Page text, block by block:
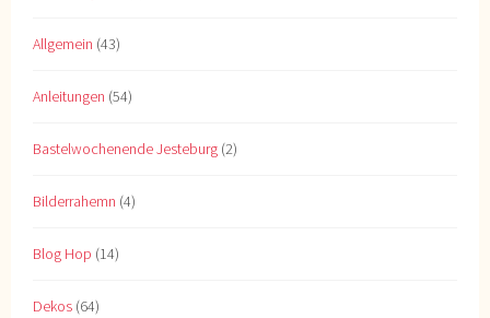
Allgemein (43)
Anleitungen (54)
Bastelwochenende Jesteburg (2)
Bilderrahemn (4)
Blog Hop (14)
Dekos (64)